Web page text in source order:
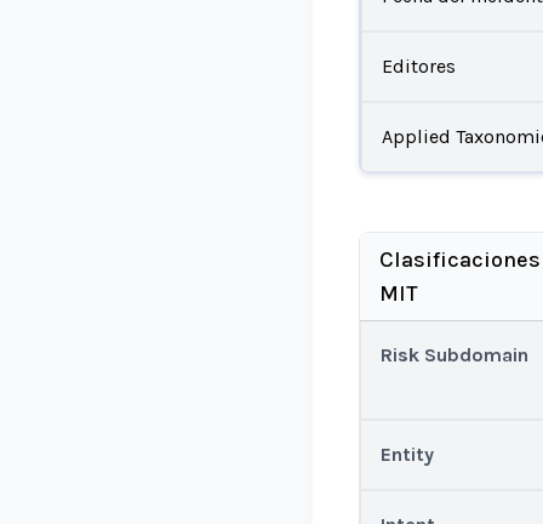
Editores
Applied
Clasificaciones
MIT
Risk Subdomain
Entity